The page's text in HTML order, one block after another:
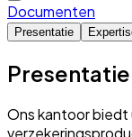
Documenten
Presentatie
Presentatie
Ons kantoor biedt